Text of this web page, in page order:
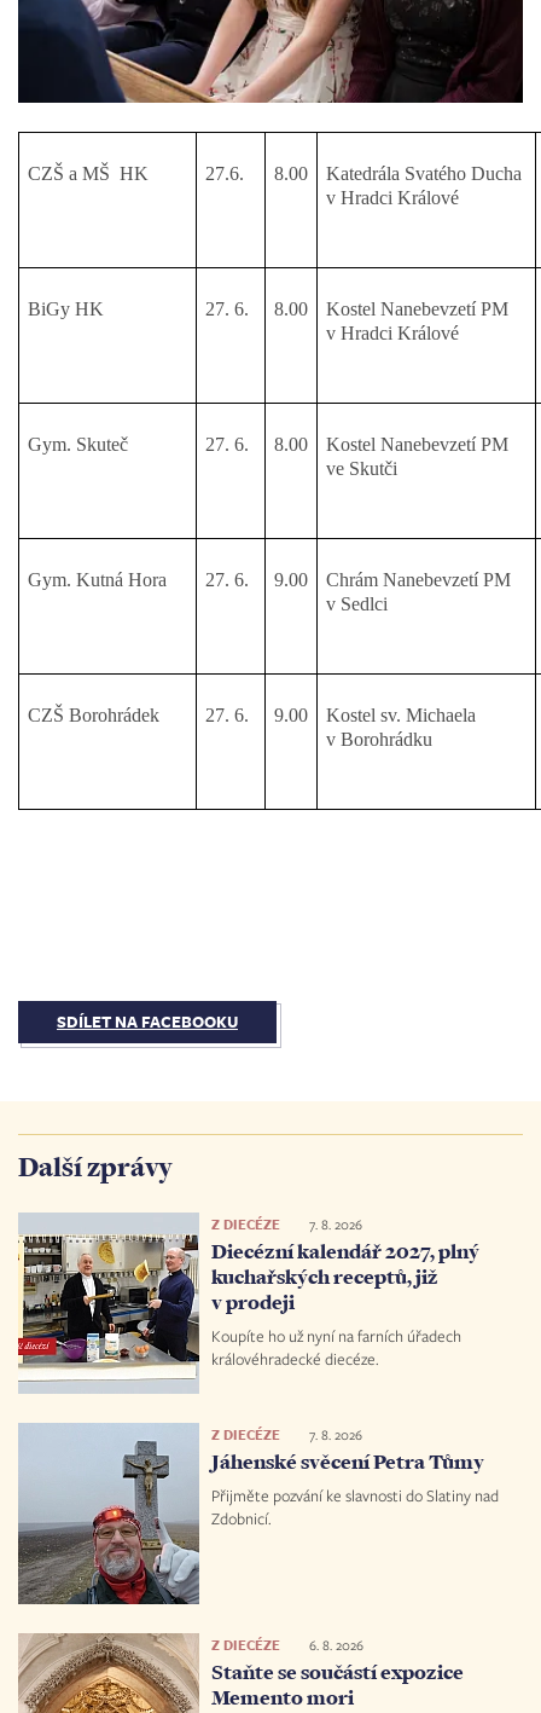
CZŠ a MŠ HK 27.6. 8.00
Katedrála Svatého Ducha
v Hradci Králové
BiGy HK 27. 6. 8.00
Kostel Nanebevzetí PM
v Hradci Králové
Gym. Skuteč 27. 6. 8.00
Kostel Nanebevzetí PM
ve Skutči
Gym. Kutná Hora 27. 6. 9.00
Chrám Nanebevzetí PM
v Sedlci
CZŠ Borohrádek 27. 6. 9.00
Kostel sv. Michaela
v Borohrádku
SDÍLET NA FACEBOOKU
Další zprávy
Z DIECÉZE 7. 8. 2026
Diecézní kalendář 2027, plný
kuchařských receptů, již
v prodeji
Koupíte ho už nyní na farních úřadech
královéhradecké diecéze.
Z DIECÉZE 7. 8. 2026
Jáhenské svěcení Petra Tůmy
Přijměte pozvání ke slavnosti do Slatiny nad
Zdobnicí.
Z DIECÉZE 6. 8. 2026
Staňte se součástí expozice
Memento mori